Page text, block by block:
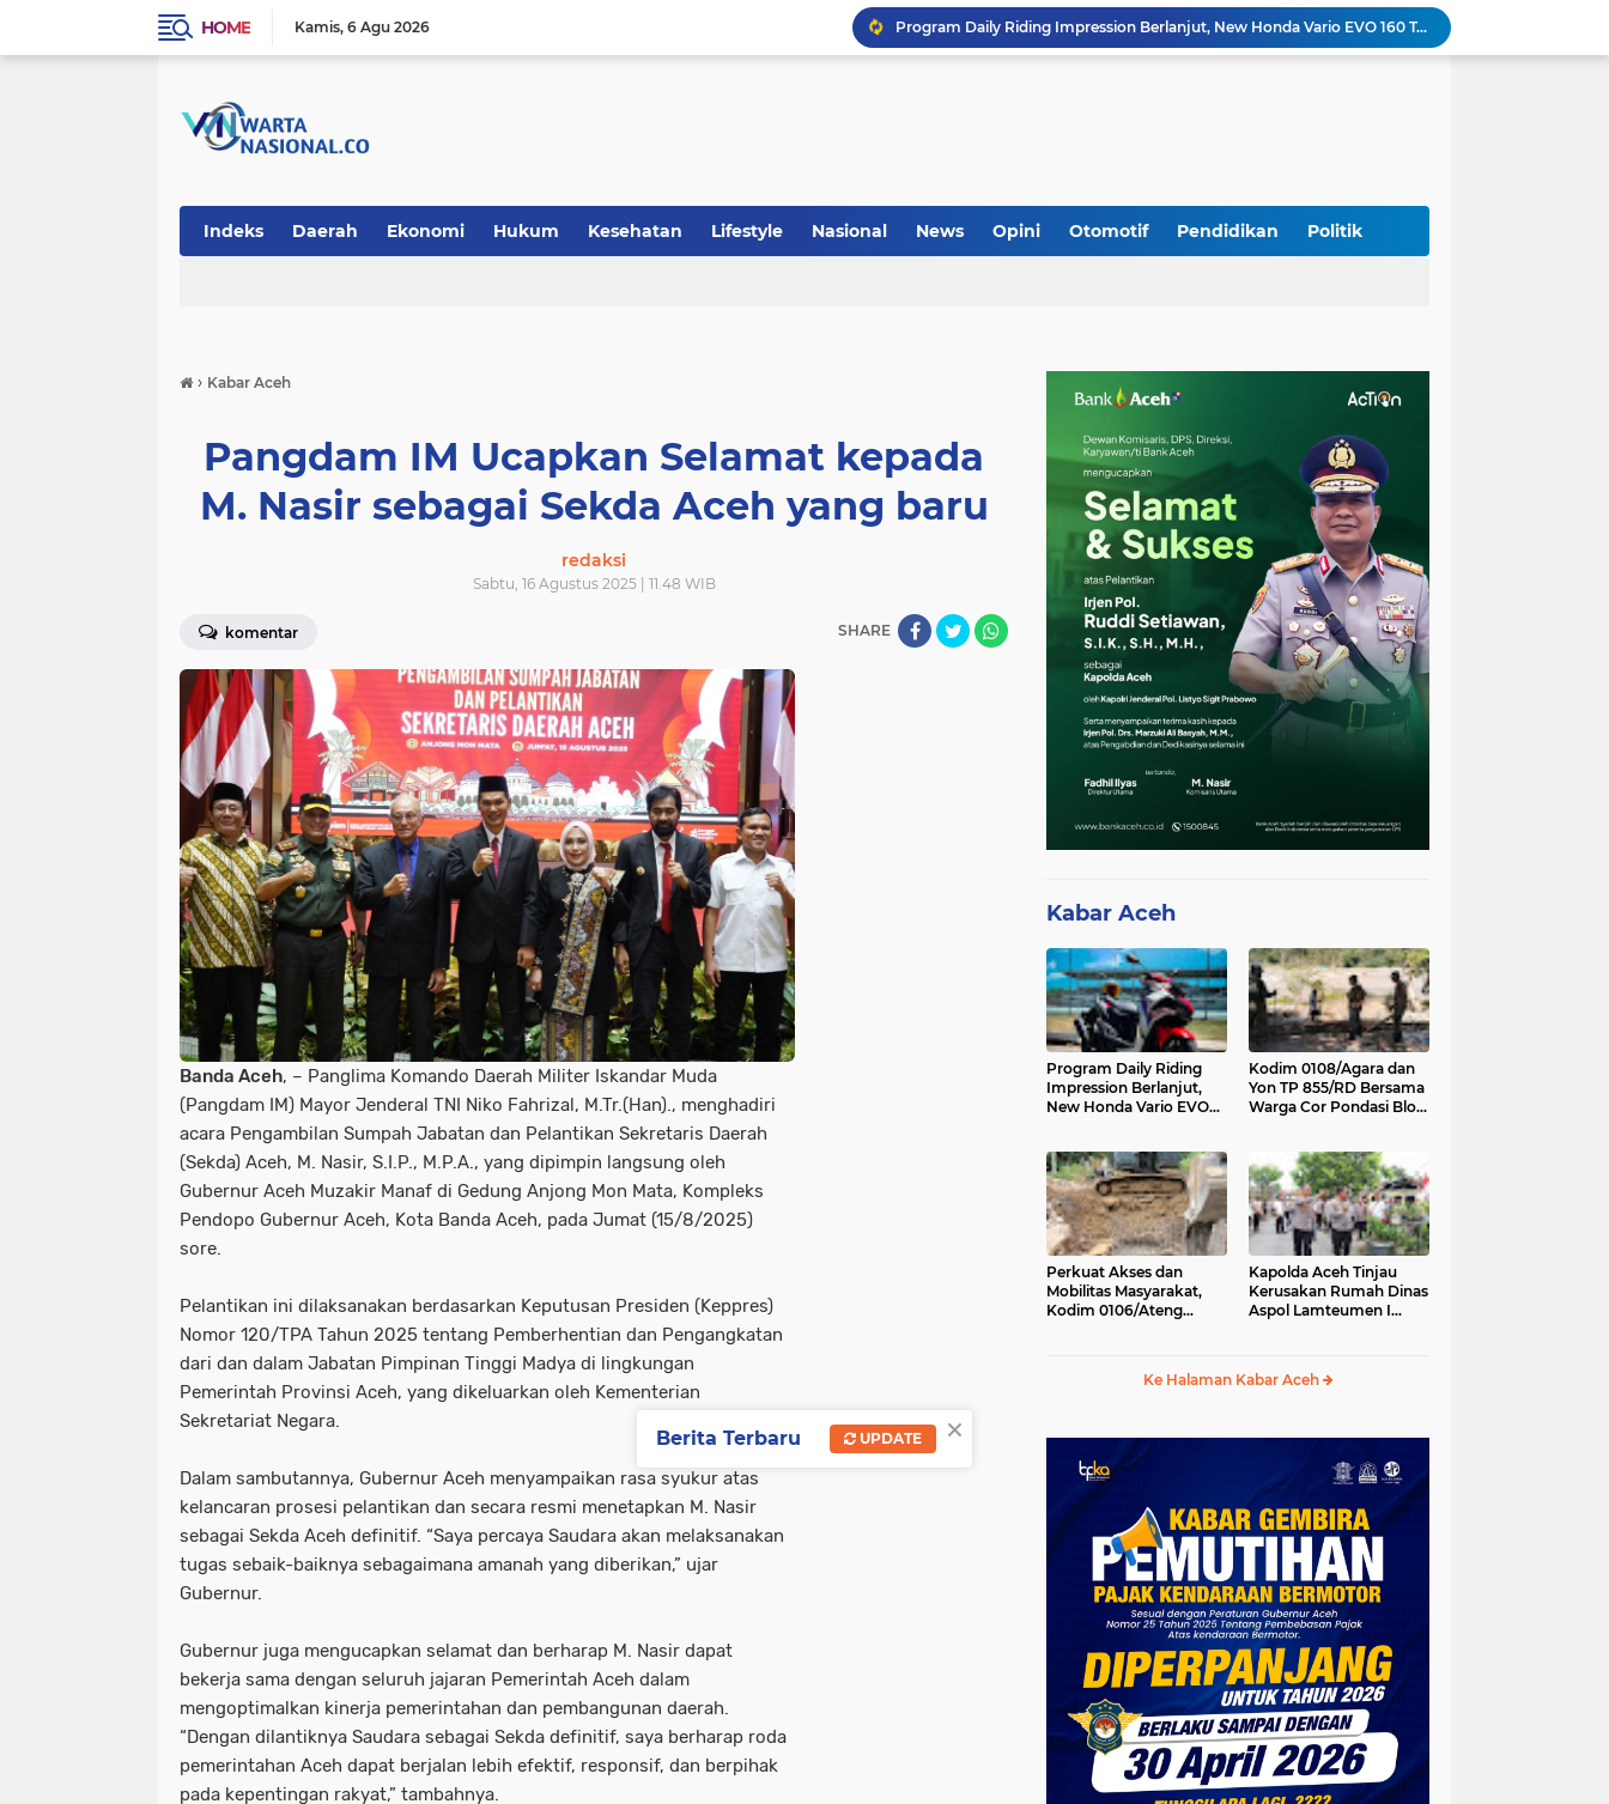
HOME Kamis 6 Agu 2026 Program Daily Riding Impression Berlanjut, New Honda Vario EVO 160 Temani Mobilitas Harian Peserta
Kodim 0108/Agara dan Yon TP 855/RD Bersama Warga Cor Pondasi Blok Angkur Jembatan Gantung di Ds. Lawe Ger Ger, Aceh Tenggara
Koramil Seulimeum Hadiri Rapat Persiapan HUT Ke-81 Kemerdekaan RI Tingkat Kecamatan
Indeks Daerah Ekonomi Hukum Kesehatan Lifestyle Nasional News Opini Otomotif Pendidikan Politik
› Kabar Aceh
Pangdam IM Ucapkan Selamat kepada
M. Nasir sebagai Sekda Aceh yang baru
redaksi
Sabtu, 16 Agustus 2025 | 11.48 WIB
komentar SHARE
Banda Aceh, – Panglima Komando Daerah Militer Iskandar Muda
(Pangdam IM) Mayor Jenderal TNI Niko Fahrizal, M.Tr.(Han)., menghadiri
acara Pengambilan Sumpah Jabatan dan Pelantikan Sekretaris Daerah
(Sekda) Aceh, M. Nasir, S.I.P., M.P.A., yang dipimpin langsung oleh
Gubernur Aceh Muzakir Manaf di Gedung Anjong Mon Mata, Kompleks
Pendopo Gubernur Aceh, Kota Banda Aceh, pada Jumat (15/8/2025)
sore.
Pelantikan ini dilaksanakan berdasarkan Keputusan Presiden (Keppres)
Nomor 120/TPA Tahun 2025 tentang Pemberhentian dan Pengangkatan
dari dan dalam Jabatan Pimpinan Tinggi Madya di lingkungan
Pemerintah Provinsi Aceh, yang dikeluarkan oleh Kementerian
Sekretariat Negara.
Dalam sambutannya, Gubernur Aceh menyampaikan rasa syukur atas
kelancaran prosesi pelantikan dan secara resmi menetapkan M. Nasir
sebagai Sekda Aceh definitif. “Saya percaya Saudara akan melaksanakan
tugas sebaik-baiknya sebagaimana amanah yang diberikan,” ujar
Gubernur.
Gubernur juga mengucapkan selamat dan berharap M. Nasir dapat
bekerja sama dengan seluruh jajaran Pemerintah Aceh dalam
mengoptimalkan kinerja pemerintahan dan pembangunan daerah.
“Dengan dilantiknya Saudara sebagai Sekda definitif, saya berharap roda
pemerintahan Aceh dapat berjalan lebih efektif, responsif, dan berpihak
pada kepentingan rakyat,” tambahnya.
Kabar Aceh
Program Daily Riding
Impression Berlanjut,
New Honda Vario EVO
Kodim 0108/Agara dan
Yon TP 855/RD Bersama
Warga Cor Pondasi Blok
Ger, Aceh Tenggara
Perkuat Akses dan
Mobilitas Masyarakat,
Kodim 0106/Ateng
Kapolda Aceh Tinjau
Kerusakan Rumah Dinas
Aspol Lamteumen I
Ke Halaman Kabar Aceh
×
Berita Terbaru UPDATE